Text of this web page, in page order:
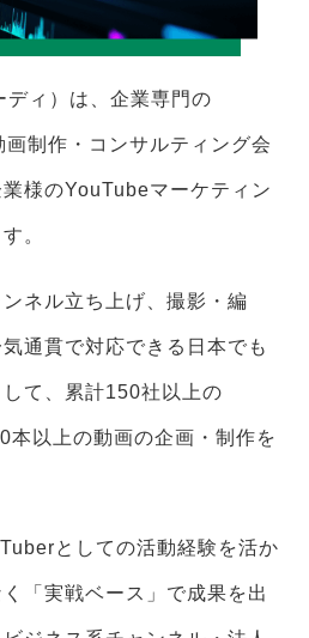
ィ）は、企業専門の
制作・コンサルティング会
様のYouTubeマーケティン
。
ネル立ち上げ、撮影・編
通貫で対応できる日本でも
て、累計150社以上の
以上の動画の企画・制作を
としての活動経験を活か
「実戦ベース」で成果を出